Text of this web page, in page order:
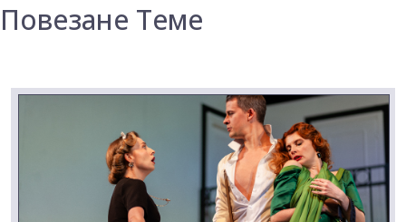
Повезане Теме